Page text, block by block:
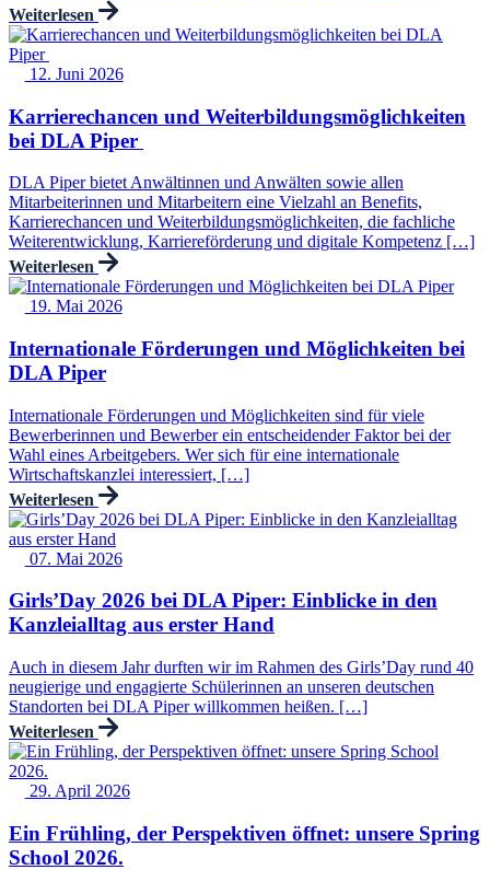
Weiterlesen
12. Juni 2026
Karrierechancen und Weiterbildungsmöglichkeiten
bei DLA Piper
DLA Piper bietet Anwältinnen und Anwälten sowie allen
Mitarbeiterinnen und Mitarbeitern eine Vielzahl an Benefits,
Karrierechancen und Weiterbildungsmöglichkeiten, die fachliche
Weiterentwicklung, Karriereförderung und digitale Kompetenz […]
Weiterlesen
19. Mai 2026
Internationale Förderungen und Möglichkeiten bei
DLA Piper
Internationale Förderungen und Möglichkeiten sind für viele
Bewerberinnen und Bewerber ein entscheidender Faktor bei der
Wahl eines Arbeitgebers. Wer sich für eine internationale
Wirtschaftskanzlei interessiert, […]
Weiterlesen
07. Mai 2026
Girls’Day 2026 bei DLA Piper: Einblicke in den
Kanzleialltag aus erster Hand
Auch in diesem Jahr durften wir im Rahmen des Girls’Day rund 40
neugierige und engagierte Schülerinnen an unseren deutschen
Standorten bei DLA Piper willkommen heißen. […]
Weiterlesen
29. April 2026
Ein Frühling, der Perspektiven öffnet: unsere Spring
School 2026.